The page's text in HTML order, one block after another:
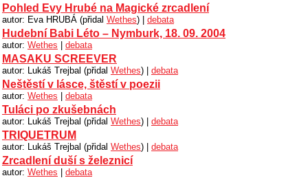
Pohled Evy Hrubé na Magické zrcadlení
autor: Eva HRUBÁ (přidal Wethes) | debata
Hudební Babi Léto – Nymburk, 18. 09. 2004
autor: Wethes | debata
MASAKU SCREEVER
autor: Lukáš Trejbal (přidal Wethes) | debata
Neštěstí v lásce, štěstí v poezii
autor: Wethes | debata
Tuláci po zkušebnách
autor: Lukáš Trejbal (přidal Wethes) | debata
TRIQUETRUM
autor: Lukáš Trejbal (přidal Wethes) | debata
Zrcadlení duší s železnicí
autor: Wethes | debata